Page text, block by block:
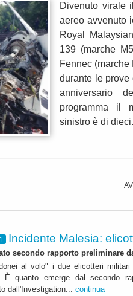
Divenuto virale
aereo avvenuto
Royal
139 (marche
Fennec
durante le
anniversario
programma il
sinistro è di
Incidente Malesia:
secondo rapporto preliminare
al volo" i due elicotteri
È quanto emerge dal secondo
dall'Investigation... continua